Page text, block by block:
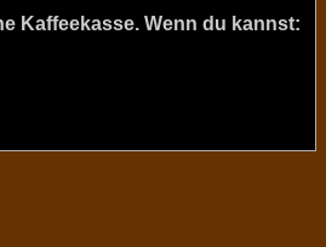
Kaffeekasse. Wenn du kannst: